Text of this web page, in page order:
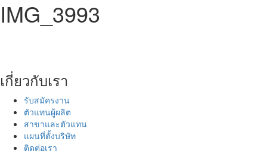
IMG_3993
เกี่ยวกับเรา
รับสมัครงาน
ตัวแทนผู้ผลิต
สาขาและตัวแทน
แผนที่ตั้งบริษัท
ติดต่อเรา